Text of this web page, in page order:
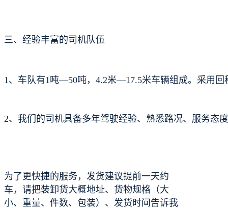
三、经验丰富的司机队伍
1、车队有1吨—50吨，4.2米—17.5米车辆组成。采用
2、我们的司机具备多年驾驶经验、熟悉路况、服务态
为了更快捷的服务，发货建议提前一天约
车，请把装卸货大概地址、货物规格（大
小、重量、件数、包装）、发货时间告诉我